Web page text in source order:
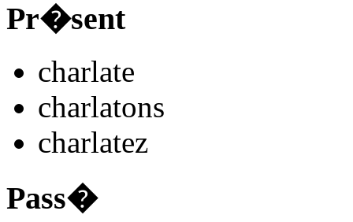
Pr�sent
charlate
charlatons
charlatez
Pass�